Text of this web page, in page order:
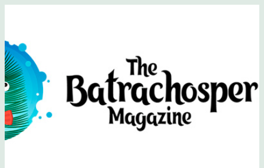
The Batrachospermum Magazine
Батрахоспермум (официальный сайт)